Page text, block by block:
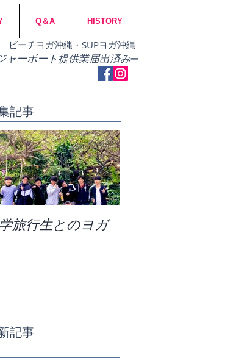
Q＆A HISTORY
ビーチヨガ沖縄・SUPヨガ沖縄
ャーボート提供業届出済み➖
記事
旅行生とのヨガ
記事